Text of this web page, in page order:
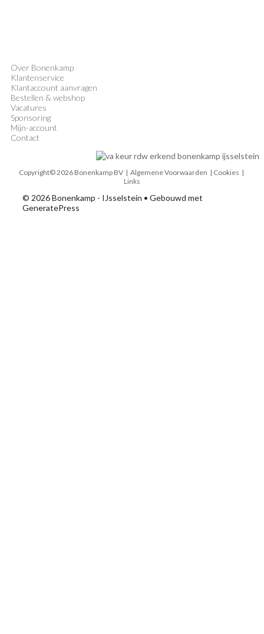
Over Bonenkamp
Klantenservice
Klantaccount aanvragen
Bestellen & webshop
Vacatures
Sponsoring
Mijn-account
Contact
Copyright© 2026 Bonenkamp BV | Algemene Voorwaarden | Cookies |
Links
© 2026 Bonenkamp - IJsselstein • Gebouwd met
GeneratePress